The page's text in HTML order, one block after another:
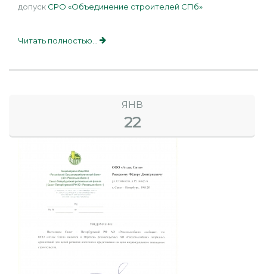
допуск СРО «Объединение строителей СПб»
Читать полностью...
ЯНВ
22